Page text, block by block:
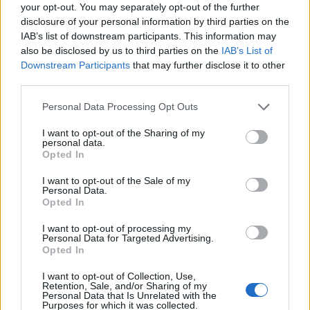
your opt-out. You may separately opt-out of the further
disclosure of your personal information by third parties on the
IAB’s list of downstream participants. This information may
also be disclosed by us to third parties on the IAB’s List of
Downstream Participants that may further disclose it to other
Personal Data Processing Opt Outs
I want to opt-out of the Sharing of my
personal data.
Opted In
I want to opt-out of the Sale of my
Personal Data.
Opted In
I want to opt-out of processing my
Personal Data for Targeted Advertising.
Opted In
I want to opt-out of Collection, Use,
Retention, Sale, and/or Sharing of my
Personal Data that Is Unrelated with the
Purposes for which it was collected.
në akset kryesore të
Tiranës
Sazan Guri bën thirrje për
rrethimin e Kryeministrisë
dhe Parlamentit:
Rezistenca të vazhdojë
Pas tërmetit 7.4 ballë në
Kolumbi, liderët botërorë
mobilizohemi sa herë të
Ilir Xhemalaj prezanton
vizionin për “Shqipërinë e
Kolumbia shpall
emergjencë kombëtare